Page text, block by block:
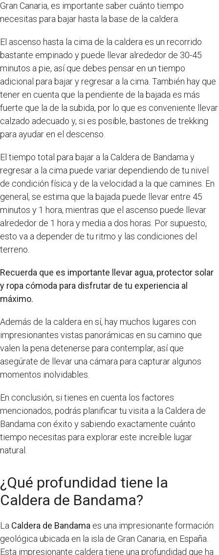
Gran Canaria, es importante saber cuánto tiempo
necesitas para bajar hasta la base de la caldera.
El ascenso hasta la cima de la caldera es un recorrido
bastante empinado y puede llevar alrededor de 30-45
minutos a pie, así que debes pensar en un tiempo
adicional para bajar y regresar a la cima. También hay que
tener en cuenta que la pendiente de la bajada es más
fuerte que la de la subida, por lo que es conveniente llevar
calzado adecuado y, si es posible, bastones de trekking
para ayudar en el descenso.
El tiempo total para bajar a la Caldera de Bandama y
regresar a la cima puede variar dependiendo de tu nivel
de condición física y de la velocidad a la que camines. En
general, se estima que la bajada puede llevar entre 45
minutos y 1 hora, mientras que el ascenso puede llevar
alrededor de 1 hora y media a dos horas. Por supuesto,
esto va a depender de tu ritmo y las condiciones del
terreno.
Recuerda que es importante llevar agua, protector solar
y ropa cómoda para disfrutar de tu experiencia al
máximo.
Además de la caldera en sí, hay muchos lugares con
impresionantes vistas panorámicas en su camino que
valen la pena detenerse para contemplar, así que
asegúrate de llevar una cámara para capturar algunos
momentos inolvidables.
En conclusión, si tienes en cuenta los factores
mencionados, podrás planificar tu visita a la Caldera de
Bandama con éxito y sabiendo exactamente cuánto
tiempo necesitas para explorar este increíble lugar
natural.
¿Qué profundidad tiene la
Caldera de Bandama?
La Caldera de Bandama es una impresionante formación
geológica ubicada en la isla de Gran Canaria, en España.
Esta impresionante caldera tiene una profundidad que ha